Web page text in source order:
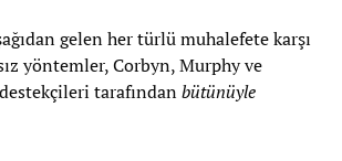
gelen her türlü muhalefete karşı
yöntemler, Corbyn, Murphy ve
tarafındanbütünüyle